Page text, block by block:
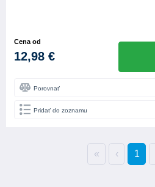
Cena od
12,98 €
Porovnať
Pridať do zoznamu
« ‹ 1